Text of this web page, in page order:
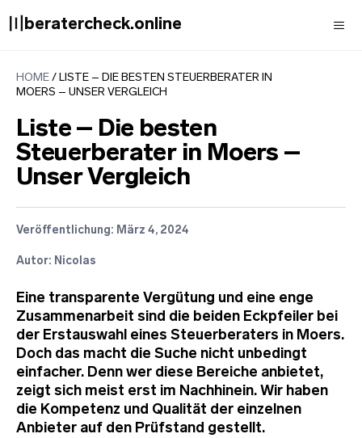
Inhalt〣beratercheck.online
HOME / LISTE – DIE BESTEN STEUERBERATER IN
MOERS – UNSER VERGLEICH
Liste – Die besten
Steuerberater in Moers –
Unser Vergleich
Veröffentlichung: März 4, 2024
Autor: Nicolas
Eine transparente Vergütung und eine enge
Zusammenarbeit sind die beiden Eckpfeiler bei
der Erstauswahl eines Steuerberaters in Moers.
Doch das macht die Suche nicht unbedingt
einfacher. Denn wer diese Bereiche anbietet,
zeigt sich meist erst im Nachhinein. Wir haben
die Kompetenz und Qualität der einzelnen
Anbieter auf den Prüfstand gestellt.